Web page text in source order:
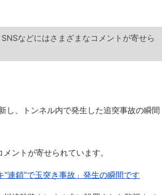
などにはさまざまなコメントが寄せら
、トンネル内で発生した追突事故の瞬間
ントが寄せられています。
連鎖”で玉突き事故」発生の瞬間です